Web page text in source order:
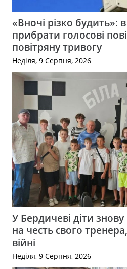
«Вночі різко будить»:
прибрати голосові
повітряну тривогу
Неділя, 9 Серпня, 2026
У Бердичеві діти знову
на честь свого
війні
Неділя, 9 Серпня, 2026